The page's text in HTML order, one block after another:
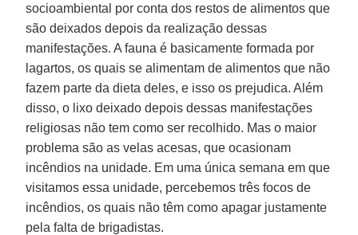
socioambiental por conta dos restos de alimentos que
são deixados depois da realização dessas
manifestações. A fauna é basicamente formada por
lagartos, os quais se alimentam de alimentos que não
fazem parte da dieta deles, e isso os prejudica. Além
disso, o lixo deixado depois dessas manifestações
religiosas não tem como ser recolhido. Mas o maior
problema são as velas acesas, que ocasionam
incêndios na unidade. Em uma única semana em que
visitamos essa unidade, percebemos três focos de
incêndios, os quais não têm como apagar justamente
pela falta de brigadistas.